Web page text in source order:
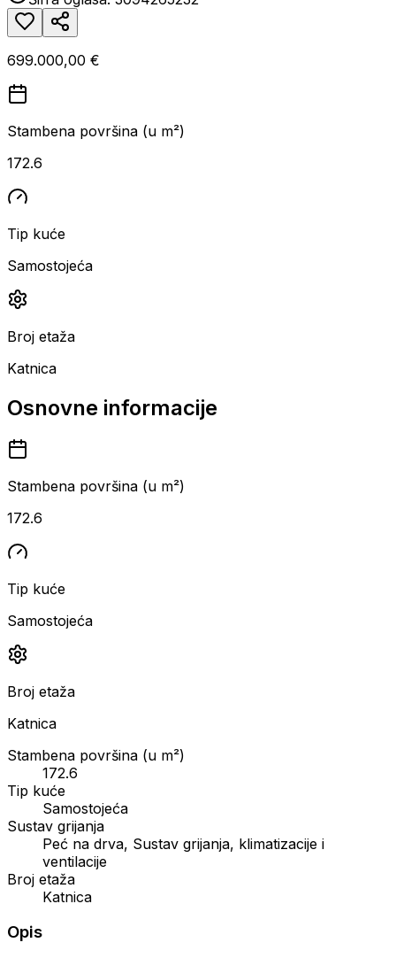
699.000,00 €
Stambena površina (u m²)
172.6
Tip kuće
Samostojeća
Broj etaža
Katnica
Osnovne informacije
Stambena površina (u m²)
172.6
Tip kuće
Samostojeća
Broj etaža
Katnica
Stambena površina (u m²)
172.6
Tip kuće
Samostojeća
Sustav grijanja
Peć na drva, Sustav grijanja, klimatizacije i
ventilacije
Broj etaža
Katnica
Opis